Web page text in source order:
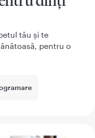
tău și te
pentru o